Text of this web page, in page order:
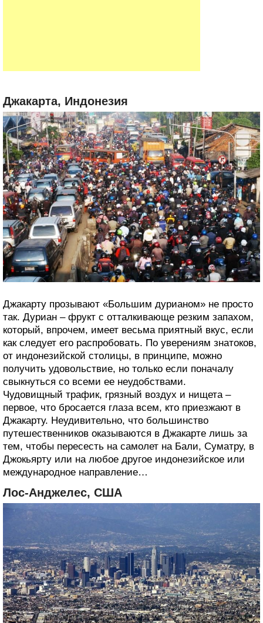
Джакарта, Индонезия
Джакарту прозывают «Большим дурианом» не просто
так. Дуриан – фрукт с отталкивающе резким запахом,
который, впрочем, имеет весьма приятный вкус, если
как следует его распробовать. По уверениям знатоков,
от индонезийской столицы, в принципе, можно
получить удовольствие, но только если поначалу
свыкнуться со всеми ее неудобствами.
Чудовищный трафик, грязный воздух и нищета –
первое, что бросается глаза всем, кто приезжают в
Джакарту. Неудивительно, что большинство
путешественников оказываются в Джакарте лишь за
тем, чтобы пересесть на самолет на Бали, Суматру, в
Джокьярту или на любое другое индонезийское или
международное направление…
Лос-Анджелес, США